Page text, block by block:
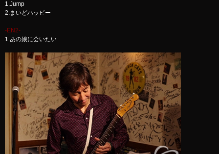
1.Jump
2.まいどハッピー
-EN2-
1.あの娘に会いたい